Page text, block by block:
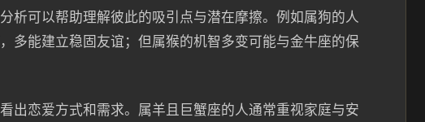
析可以帮助理解彼此的吸引点与潜在摩擦。例如属狗的人
多能建立稳固友谊；但属猴的机智多变可能与金牛座的保
出恋爱方式和需求。属羊且巨蟹座的人通常重视家庭与安